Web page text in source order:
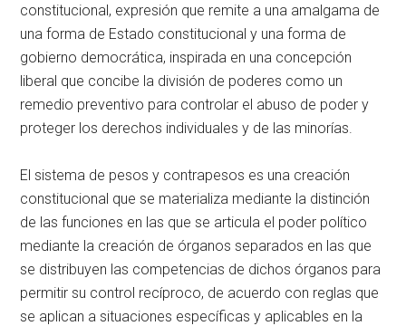
constitucional, expresión que remite a una amalgama de
una forma de Estado constitucional y una forma de
gobierno democrática, inspirada en una concepción
liberal que concibe la división de poderes como un
remedio preventivo para controlar el abuso de poder y
proteger los derechos individuales y de las minorías.
El sistema de pesos y contrapesos es una creación
constitucional que se materializa mediante la distinción
de las funciones en las que se articula el poder político
mediante la creación de órganos separados en las que
se distribuyen las competencias de dichos órganos para
permitir su control recíproco, de acuerdo con reglas que
se aplican a situaciones específicas y aplicables en la